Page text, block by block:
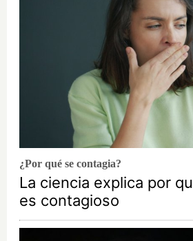
¿Por qué se contagia?
La ciencia explica por
es contagioso